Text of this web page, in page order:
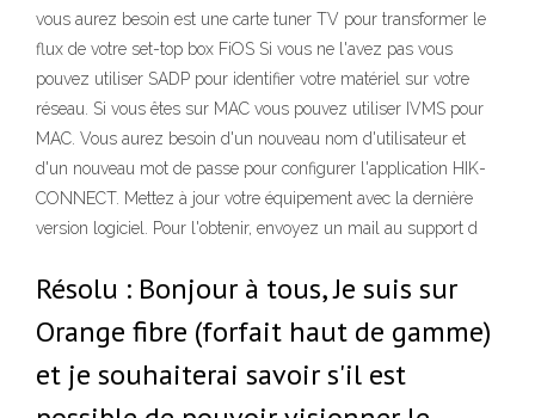
vous aurez besoin est une carte tuner TV pour transformer le
flux de votre set-top box FiOS Si vous ne l'avez pas vous
pouvez utiliser SADP pour identifier votre matériel sur votre
réseau. Si vous êtes sur MAC vous pouvez utiliser IVMS pour
MAC. Vous aurez besoin d'un nouveau nom d'utilisateur et
d'un nouveau mot de passe pour configurer l'application HIK-
CONNECT. Mettez à jour votre équipement avec la dernière
version logiciel. Pour l'obtenir, envoyez un mail au support d
Résolu : Bonjour à tous, Je suis sur
Orange fibre (forfait haut de gamme)
et je souhaiterai savoir s'il est